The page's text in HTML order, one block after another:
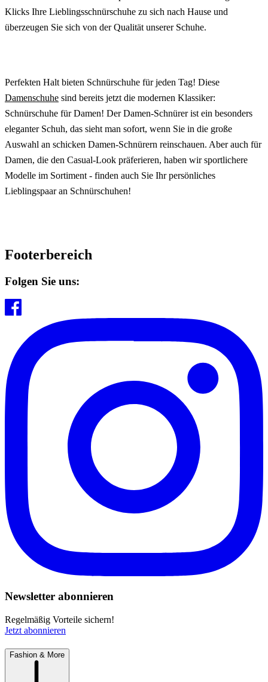
Klicks Ihre Lieblingsschnürschuhe zu sich nach Hause und
überzeugen Sie sich von der Qualität unserer Schuhe.
Perfekten Halt bieten Schnürschuhe für jeden Tag! Diese
Damenschuhe sind bereits jetzt die modernen Klassiker:
Schnürschuhe für Damen! Der Damen-Schnürer ist ein besonders
eleganter Schuh, das sieht man sofort, wenn Sie in die große
Auswahl an schicken Damen-Schnürern reinschauen. Aber auch für
Damen, die den Casual-Look präferieren, haben wir sportlichere
Modelle im Sortiment - finden auch Sie Ihr persönliches
Lieblingspaar an Schnürschuhen!
Footerbereich
Folgen Sie uns:
Newsletter abonnieren
Regelmäßig Vorteile sichern!
Jetzt abonnieren
Fashion & More